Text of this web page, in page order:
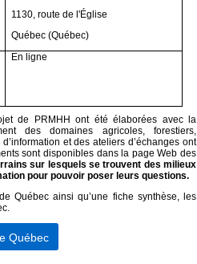
1130, route de l'Église
Québec (Québec)
En ligne
de PRMHH ont été élaborées avec la
des domaines agricoles, forestiers,
et des ateliers d’échanges ont
sont disponibles dans la page Web des
sur lesquels se trouvent des milieux
pour pouvoir poser leurs questions.
Québec ainsi qu’une fiche synthèse, les
.
Québec